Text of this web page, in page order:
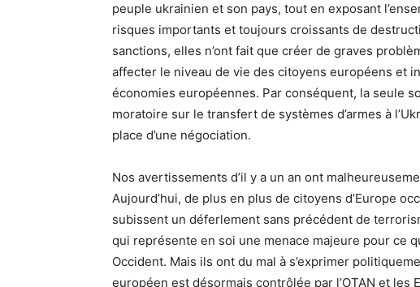
peuple ukrainien et son pays, tout en exposant
risques importants et toujours croissants de
sanctions, elles n’ont fait que créer de graves
affecter le niveau de vie des citoyens européens et
économies européennes. Par conséquent, la seule
moratoire sur le transfert de systèmes d’armes à
place d’une négociation.
Nos avertissements d’il y a un an ont
Aujourd’hui, de plus en plus de citoyens d’Europe
subissent un déferlement sans précédent de
qui représente en soi une menace majeure pour ce
Occident. Mais ils ont du mal à s’exprimer
européen est désormais contrôlée par l’OTAN et les